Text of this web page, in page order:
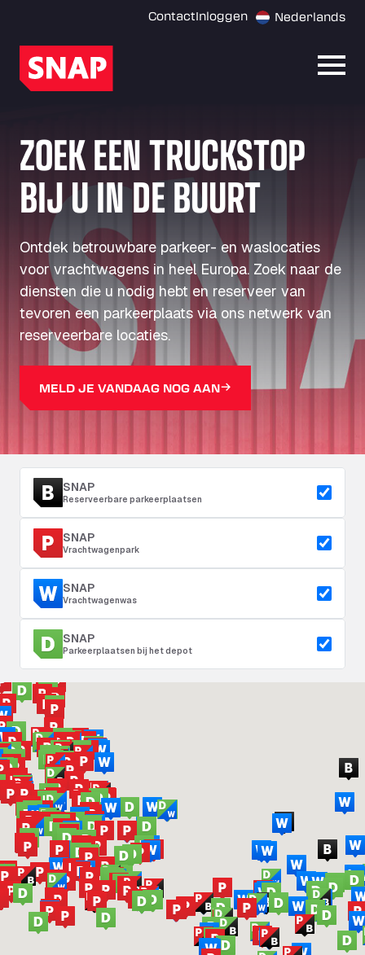
ContactInloggen Nederlands
ZOEK EEN TRUCKSTOP
BIJ U IN DE BUURT
Ontdek betrouwbare parkeer- en waslocaties
voor vrachtwagens in heel Europa. Zoek naar de
diensten die u nodig hebt en reserveer van
tevoren een parkeerplaats via ons netwerk van
reserveerbare locaties.
MELD JE VANDAAG NOG AAN
SNAP
Reserveerbare parkeerplaatsen
SNAP
Vrachtwagenpark
SNAP
Vrachtwagenwas
SNAP
Parkeerplaatsen bij het depot